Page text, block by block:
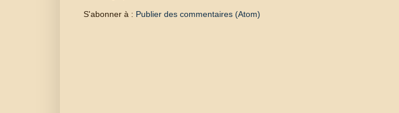
S'abonner à : Publier des commentaires (Atom)